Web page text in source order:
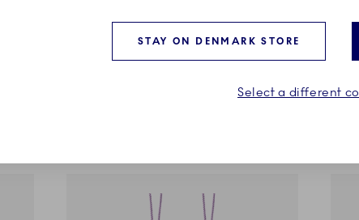
gederamsblomster, 5 cm, 2 stk.
299,00 kr.
STAY ON DENMARK STORE
Select a different